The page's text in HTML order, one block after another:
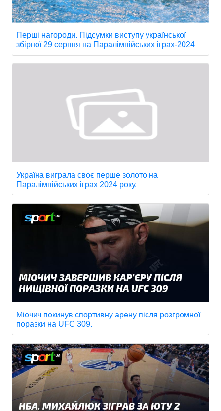
Перші нагороди. Підсумки виступу української
збірної 29 серпня на Паралімпійських іграх-2024
Україна виграла своє перше золото на
Паралімпійських іграх 2024 року.
Міочич покинув спортивну арену після розгромної
поразки на UFC 309.